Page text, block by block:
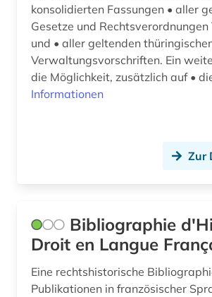
finanzwirtschaft (1)
flugpassagier (1)
flüchtling (1)
französisch (5)
fundstellennachweis a (1)
fundstellenverzeichnis (1)
konsolidierten Fassungen • aller
Gesetze und Rechtsverordnungen
und • aller geltenden thüringischen
Verwaltungsvorschriften. Ein
die
Informationen
Zur
Bibliographie
Droit en Langue
Eine rechtshistorische
Publikationen in französischer